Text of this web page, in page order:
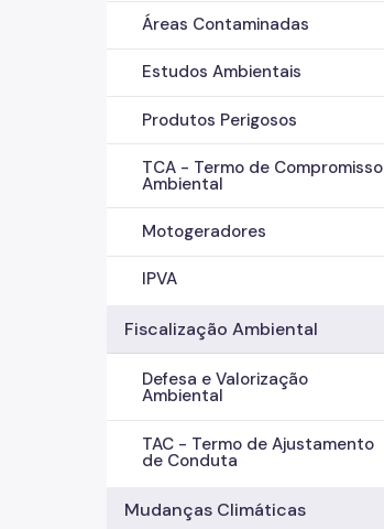
Áreas Contaminadas
Estudos Ambientais
Produtos Perigosos
TCA - Termo de Compromisso
Ambiental
Motogeradores
IPVA
Fiscalização Ambiental
Defesa e Valorização
Ambiental
TAC - Termo de Ajustamento
de Conduta
Mudanças Climáticas